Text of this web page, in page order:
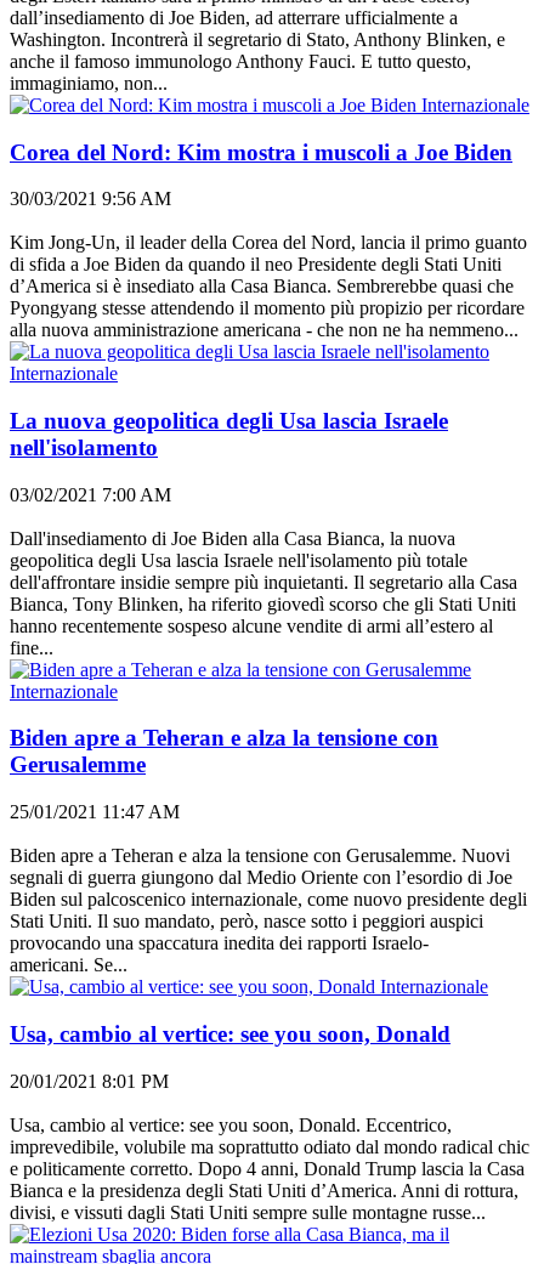
dall’insediamento di Joe Biden, ad atterrare ufficialmente a
Washington. Incontrerà il segretario di Stato, Anthony Blinken, e
anche il famoso immunologo Anthony Fauci. E tutto questo,
immaginiamo, non...
Internazionale
Corea del Nord: Kim mostra i muscoli a Joe Biden
30/03/2021 9:56 AM
Kim Jong-Un, il leader della Corea del Nord, lancia il primo guanto
di sfida a Joe Biden da quando il neo Presidente degli Stati Uniti
d’America si è insediato alla Casa Bianca. Sembrerebbe quasi che
Pyongyang stesse attendendo il momento più propizio per ricordare
alla nuova amministrazione americana - che non ne ha nemmeno...
Internazionale
La nuova geopolitica degli Usa lascia Israele
nell'isolamento
03/02/2021 7:00 AM
Dall'insediamento di Joe Biden alla Casa Bianca, la nuova
geopolitica degli Usa lascia Israele nell'isolamento più totale
dell'affrontare insidie sempre più inquietanti. Il segretario alla Casa
Bianca, Tony Blinken, ha riferito giovedì scorso che gli Stati Uniti
hanno recentemente sospeso alcune vendite di armi all’estero al
fine...
Internazionale
Biden apre a Teheran e alza la tensione con
Gerusalemme
25/01/2021 11:47 AM
Biden apre a Teheran e alza la tensione con Gerusalemme. Nuovi
segnali di guerra giungono dal Medio Oriente con l’esordio di Joe
Biden sul palcoscenico internazionale, come nuovo presidente degli
Stati Uniti. Il suo mandato, però, nasce sotto i peggiori auspici
provocando una spaccatura inedita dei rapporti Israelo-
americani. Se...
Internazionale
Usa, cambio al vertice: see you soon, Donald
20/01/2021 8:01 PM
Usa, cambio al vertice: see you soon, Donald. Eccentrico,
imprevedibile, volubile ma soprattutto odiato dal mondo radical chic
e politicamente corretto. Dopo 4 anni, Donald Trump lascia la Casa
Bianca e la presidenza degli Stati Uniti d’America. Anni di rottura,
divisi, e vissuti dagli Stati Uniti sempre sulle montagne russe...